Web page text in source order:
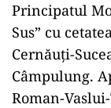
Principatul
Sus” cu
Cernăuţi-
Câmpulung.
Roman-